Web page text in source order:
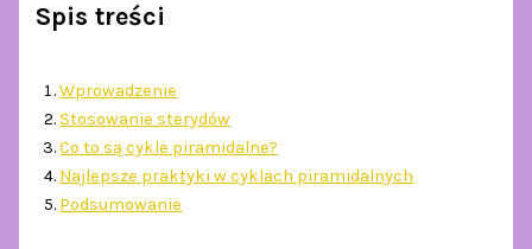
Spis treści
Wprowadzenie
Stosowanie sterydów
Co to są cykle piramidalne?
Najlepsze praktyki w cyklach piramidalnych
Podsumowanie